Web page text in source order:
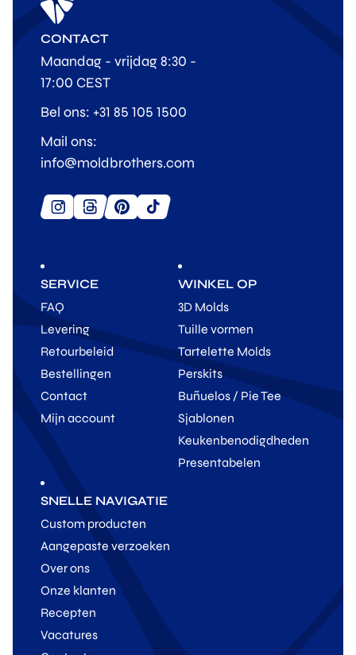
SERVICE
FAQ
Levering
Retourbeleid
Bestellingen
Contact
Mijn account
WINKEL OP
3D Molds
Tuille vormen
Tartelette Molds
Perskits
Buñuelos / Pie Tee
Sjablonen
Keukenbenodigdheden
Presentabelen
SNELLE NAVIGATIE
Custom producten
Aangepaste verzoeken
Over ons
Onze klanten
Recepten
Vacatures
CONTACT
Maandag - vrijdag 8:30 -
17:00 CEST
Bel ons: +31 85 105 1500
Mail ons:
info@moldbrothers.com